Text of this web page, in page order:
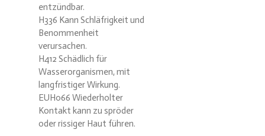
entzündbar.
H336 Kann Schläfrigkeit und
Benommenheit
verursachen.
H412 Schädlich für
Wasserorganismen, mit
langfristiger Wirkung.
EUH066 Wiederholter
Kontakt kann zu spröder
oder rissiger Haut führen.